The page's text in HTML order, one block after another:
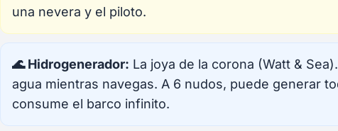
una nevera y el piloto.
🌊 Hidrogenerador: La joya de la corona (Watt &
agua mientras navegas. A 6 nudos, puede generar
consume el barco infinito.